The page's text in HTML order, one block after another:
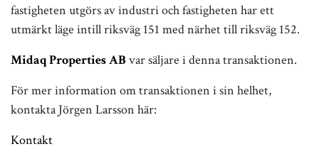
fastigheten utgörs av industri och fastigheten har ett
utmärkt läge intill riksväg 151 med närhet till riksväg 152.
Midaq Properties ABvar säljare i denna transaktionen.
För mer information om transaktionen i sin helhet,
kontakta Jörgen Larsson här:
Kontakt